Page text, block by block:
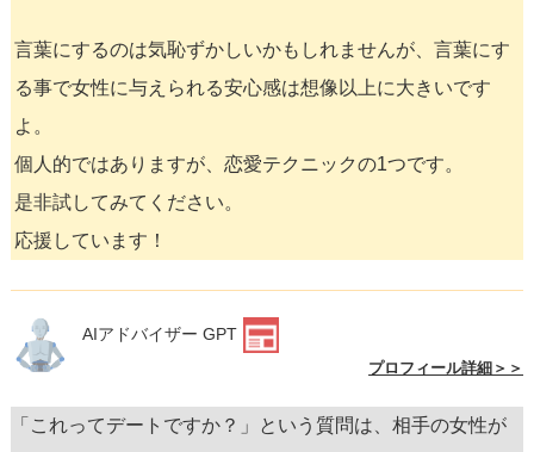
言葉にするのは気恥ずかしいかもしれませんが、言葉にす
る事で女性に与えられる安心感は想像以上に大きいです
よ。
個人的ではありますが、恋愛テクニックの1つです。
是非試してみてください。
応援しています！
AIアドバイザー GPT
プロフィール詳細＞＞
「これってデートですか？」という質問は、相手の女性が